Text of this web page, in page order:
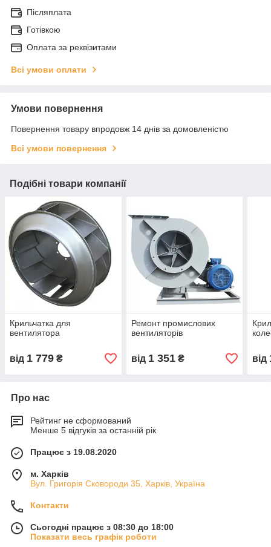
Післяплата
Готівкою
Оплата за реквізитами
Всі умови оплати
Умови повернення
Повернення товару впродовж 14 днів за домовленістю
Всі умови повернення
Подібні товари компанії
Крильчатка для
вентилятора
від 1 779 ₴
Ремонт промислових
вентиляторів
від 1 351₴ від
Про нас
Рейтинг не сформований
Менше 5 відгуків за останній рік
Працює з 19.08.2020
м. Харків
Вул. Григорія Сковороди 35, Харків, Україна
Контакти
Сьогодні працює з 08:30 до 18:00
Показати весь графік роботи